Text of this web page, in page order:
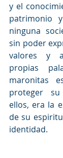
y el
patrimonio
ninguna
sin poder
valores y
propias
maronitas
proteger
ellos, era la
de su
identidad.